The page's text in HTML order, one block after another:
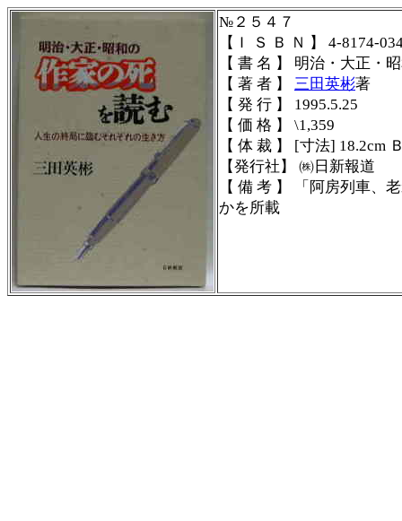
№２５４７
【Ｉ Ｓ Ｂ Ｎ 】 4-8174-
【 書 名 】 明治・大正・
【 著 者 】 三田英彬著
【 発 行 】 1995.5.25
【 価 格 】 \1,359
【 体 裁 】 [寸法] 18.2cm
【発行社】 ㈱日新報道
【 備 考 】
「阿房列車、
かを所載